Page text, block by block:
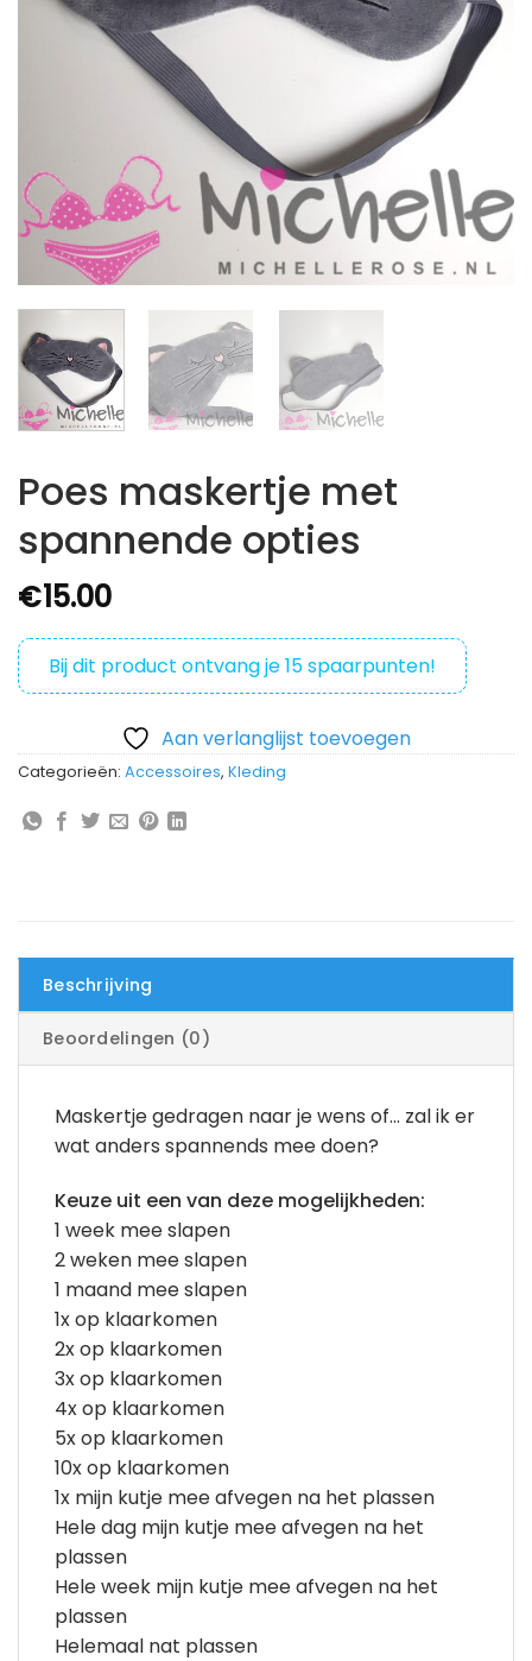
Poes maskertje met
spannende opties
€15.00
Bij dit product ontvang je15spaarpunten!
Aan verlanglijst toevoegen
Categorieën: Accessoires, Kleding
Beschrijving
Beoordelingen (0)
Maskertje gedragen naar je wens of… zal ik er
wat anders spannends mee doen?
Keuze uit een van deze mogelijkheden:
1 week mee slapen
2 weken mee slapen
1 maand mee slapen
1x op klaarkomen
2x op klaarkomen
3x op klaarkomen
4x op klaarkomen
5x op klaarkomen
10x op klaarkomen
1x mijn kutje mee afvegen na het plassen
Hele dag mijn kutje mee afvegen na het
plassen
Hele week mijn kutje mee afvegen na het
plassen
Helemaal nat plassen